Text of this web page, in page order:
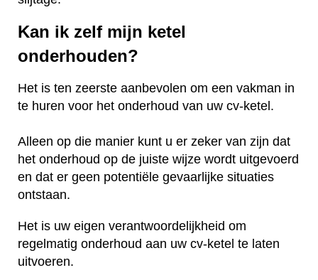
Kan ik zelf mijn ketel
onderhouden?
Het is ten zeerste aanbevolen om een vakman in
te huren voor het onderhoud van uw cv-ketel.
Alleen op die manier kunt u er zeker van zijn dat
het onderhoud op de juiste wijze wordt uitgevoerd
en dat er geen potentiële gevaarlijke situaties
ontstaan.
Het is uw eigen verantwoordelijkheid om
regelmatig onderhoud aan uw cv-ketel te laten
uitvoeren.